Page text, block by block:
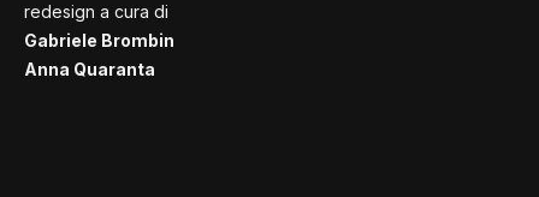
redesign a cura di
Gabriele Brombin
Anna Quaranta